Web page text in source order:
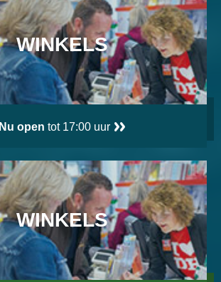
WINKELS
Nu open tot 17:00 uur
WINKELS